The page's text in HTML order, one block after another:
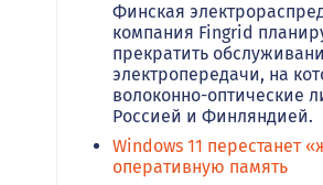
Финская
компания Fingrid
прекратить
электропередачи, на
волоконно-оптические
Россией и Финляндией.
Windows 11 перестанет
оперативную память